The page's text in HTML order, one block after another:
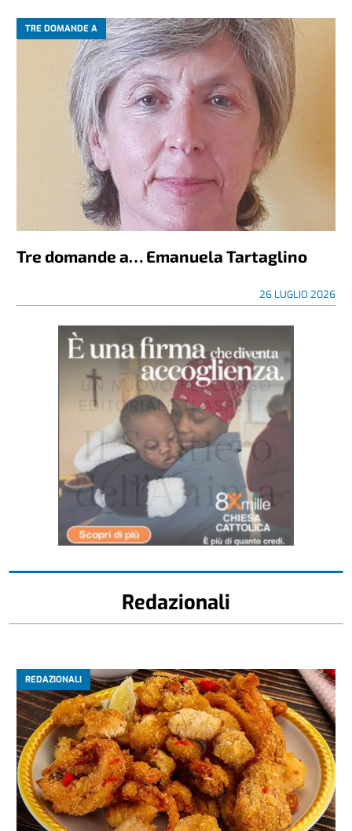
TRE DOMANDE A
Tre domande a… Emanuela Tartaglino
26 LUGLIO 2026
Redazionali
REDAZIONALI